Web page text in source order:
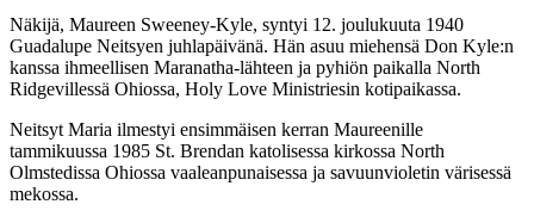
Näkijä, Maureen Sweeney-Kyle, syntyi 12. joulukuuta 1940
Guadalupe Neitsyen juhlapäivänä. Hän asuu miehensä Don Kyle:n
kanssa ihmeellisen Maranatha-lähteen ja pyhiön paikalla North
Ridgevillessä Ohiossa, Holy Love Ministriesin kotipaikassa.
Neitsyt Maria ilmestyi ensimmäisen kerran Maureenille
tammikuussa 1985 St. Brendan katolisessa kirkossa North
Olmstedissa Ohiossa vaaleanpunaisessa ja savuunvioletin värisessä
mekossa.